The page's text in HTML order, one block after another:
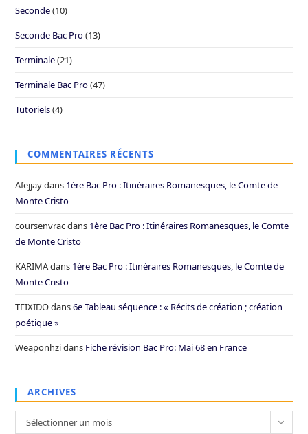
Seconde(10)
Seconde Bac Pro(13)
Terminale(21)
Terminale Bac Pro(47)
Tutoriels(4)
COMMENTAIRES RÉCENTS
Afejjaydans 1ère Bac Pro : Itinéraires Romanesques, le Comte de
Monte Cristo
coursenvracdans 1ère Bac Pro : Itinéraires Romanesques, le Comte
de Monte Cristo
KARIMAdans 1ère Bac Pro : Itinéraires Romanesques, le Comte de
Monte Cristo
TEIXIDOdans6e Tableau séquence : « Récits de création ; création
poétique »
Weaponhzidans Fiche révision Bac Pro: Mai 68 en France
ARCHIVES
Archives
Sélectionner un mois